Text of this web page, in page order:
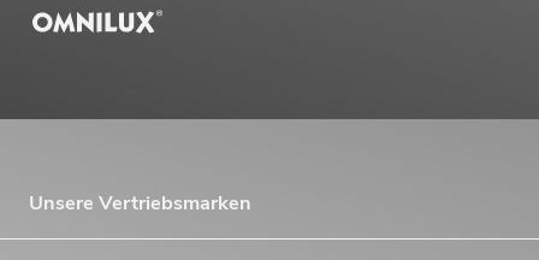
Unsere Vertriebsmarken